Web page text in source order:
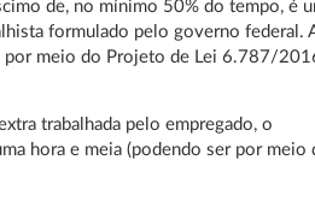
de, no mínimo 50% do tempo, é
formulado pelo governo federal.
por meio do Projeto de Lei 6.787/
trabalhada pelo empregado, o
hora e meia (podendo ser por meio